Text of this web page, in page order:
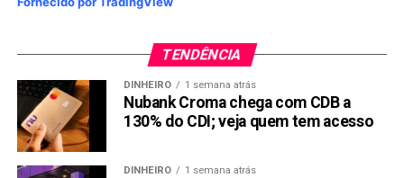
TENDÊNCIA
DINHEIRO 1 semana atrás
Nubank Croma chega com CDB a
130% do CDI; veja quem tem acesso
DINHEIRO 1 semana atrás